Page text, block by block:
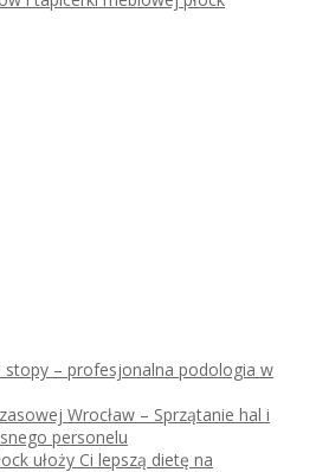
stopy – profesjonalna podologia w
Wrocław – Sprzątanie hal i
personelu
ułoży Ci lepszą dietę na